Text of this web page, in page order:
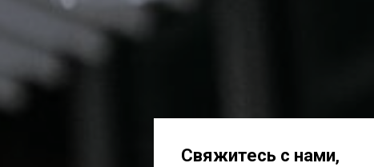
Свяжитесь с нами,